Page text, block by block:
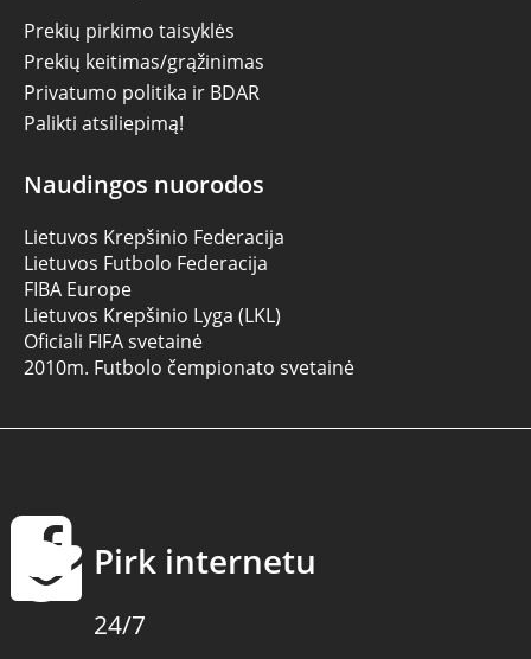
Prekių pirkimo taisyklės
Prekių keitimas/grąžinimas
Privatumo politika ir BDAR
Palikti atsiliepimą!
Naudingos nuorodos
Lietuvos Krepšinio Federacija
Lietuvos Futbolo Federacija
FIBA Europe
Lietuvos Krepšinio Lyga (LKL)
Oficiali FIFA svetainė
2010m. Futbolo čempionato svetainė
Pirk internetu
24/7